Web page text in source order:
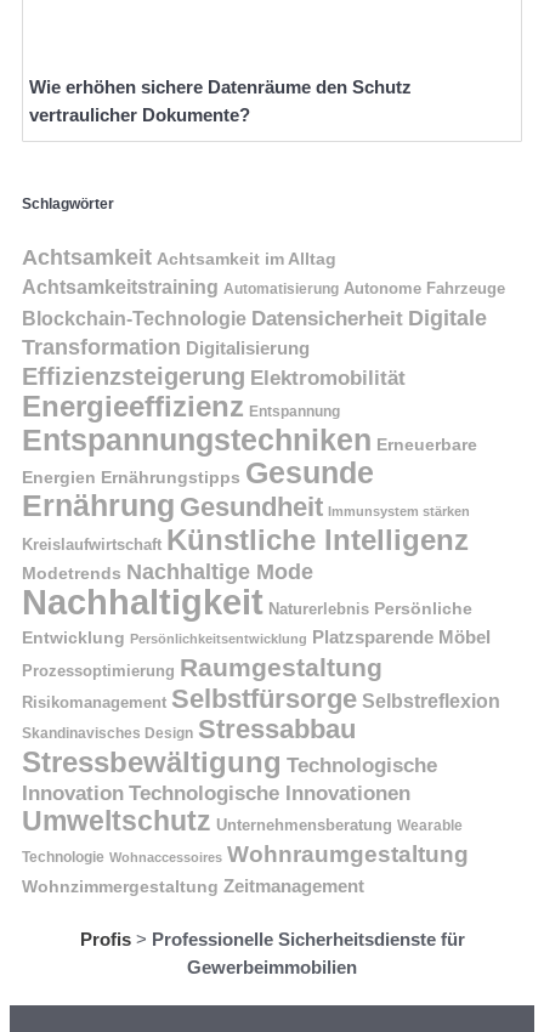
Wie erhöhen sichere Datenräume den Schutz
vertraulicher Dokumente?
Schlagwörter
Achtsamkeit Achtsamkeit im Alltag
Achtsamkeitstraining Automatisierung Autonome Fahrzeuge
Blockchain-Technologie Datensicherheit Digitale
Transformation Digitalisierung
Effizienzsteigerung Elektromobilität
Energieeffizienz Entspannung
Entspannungstechniken Erneuerbare
Energien Ernährungstipps Gesunde
Ernährung Gesundheit Immunsystem stärken
Kreislaufwirtschaft Künstliche Intelligenz
Modetrends Nachhaltige Mode
Nachhaltigkeit Naturerlebnis Persönliche
Entwicklung Persönlichkeitsentwicklung Platzsparende Möbel
Prozessoptimierung Raumgestaltung
Risikomanagement Selbstfürsorge Selbstreflexion
Skandinavisches Design Stressabbau
Stressbewältigung Technologische
Innovation Technologische Innovationen
Umweltschutz Unternehmensberatung Wearable
Technologie Wohnaccessoires Wohnraumgestaltung
Wohnzimmergestaltung Zeitmanagement
Profis> Professionelle Sicherheitsdienste für
Gewerbeimmobilien